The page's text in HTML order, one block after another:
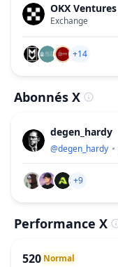
OKX Ventures
Exchange
+14
Abonnés X
degen_hardy
@degen_hardy
+9
Performance X
520 Normal